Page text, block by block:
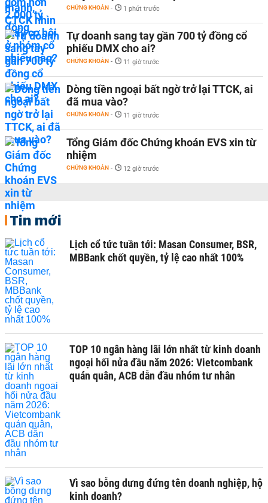
CHỨNG KHOÁN - 1 phút trước
Tự doanh sang tay gần 700 tỷ đồng cổ
phiếu DMX cho ai?
CHỨNG KHOÁN - 11 giờ trước
Dòng tiền ngoại bất ngờ trở lại TTCK, ai
đã mua vào?
CHỨNG KHOÁN - 11 giờ trước
Tổng Giám đốc Chứng khoán EVS xin từ
nhiệm
CHỨNG KHOÁN - 12 giờ trước
Tin mới
Lịch cổ tức tuần tới: Masan Consumer, BSR,
MBBank chốt quyền, tỷ lệ cao nhất 100%
TOP 10 ngân hàng lãi lớn nhất từ kinh doanh
ngoại hối nửa đầu năm 2026: Vietcombank
quán quân, ACB dẫn đầu nhóm tư nhân
Vì sao bỗng dưng đứng tên doanh nghiệp, hộ
kinh doanh?